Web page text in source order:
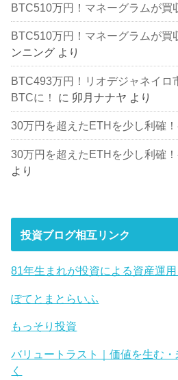
BTC510万円！マネーグラムが買
BTC510万円！マネーグラムが買
ンニング より
BTC493万円！リオデジャネイロ
BTCに！
に 卯月ナナヤ より
30万円を超えたETHを少し利確！
30万円を超えたETHを少し利確！
より
投資ブログ相互リンク
81年生まれが投資による資産運
ぽてとまとらいふ
もっそり投資
バリュートラスト｜価値を生む
く